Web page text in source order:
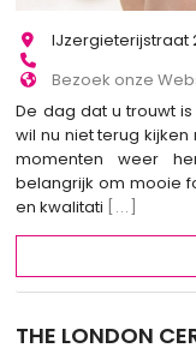
IJzergieterijstraat
Bezoek onze
De dag dat u trouwt
wil nu niet terug
momenten weer
belangrijk om mooie
en kwalitati
[...]
THE LONDON